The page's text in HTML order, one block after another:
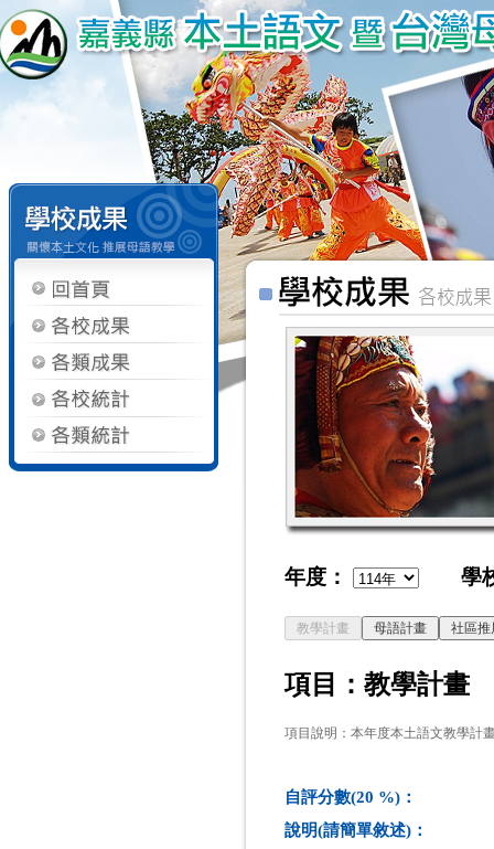
年度： 學
項目：教學計畫
項目說明：本年度本土語文教學計
自評分數(20 %)：
說明(請簡單敘述)：